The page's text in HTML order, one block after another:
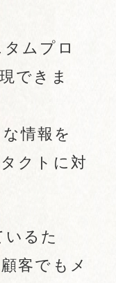
ムプロ
できま
情報を
クトに対
るた
客でもメ